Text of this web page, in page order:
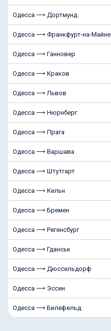
Одесса ⟶ Дортмунд
Одесса ⟶ Франкфурт-на-Майне
Одесса ⟶ Ганновер
Одесса ⟶ Краков
Одесса ⟶ Львов
Одесса ⟶ Нюрнберг
Одесса ⟶ Прага
Одесса ⟶ Варшава
Одесса ⟶ Штутгарт
Одесса ⟶ Кельн
Одесса ⟶ Бремен
Одесса ⟶ Регенсбург
Одесса ⟶ Гданськ
Одесса ⟶ Дюссельдорф
Одесса ⟶ Эссен
Одесса ⟶ Билефельд